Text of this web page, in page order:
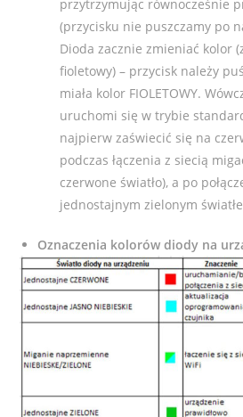
przytrzymując równocześnie
(przycisku nie puszczamy po
Dioda zacznie zmieniać kolor
fioletowy) – przycisk należy
miała kolor FIOLETOWY.
uruchomi się w trybie
najpierw zaświecić się na
podczas łączenia z siecią
czerwone światło), a po
jednostajnym zielonym
Oznaczenia kolorów diody na